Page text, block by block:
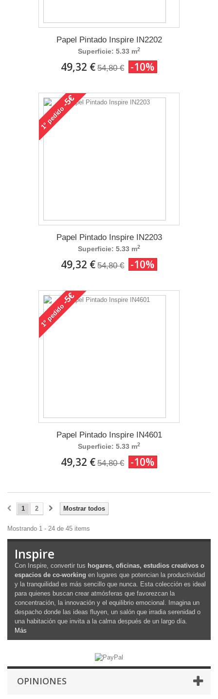
Papel Pintado Inspire IN2202
Superficie: 5.33 m2
49,32 € 54,80 € -10%
1°
pedido
-5€
Papel Pintado Inspire IN2203
Superficie: 5.33 m2
49,32 € 54,80 € -10%
1°
pedido
-5€
Papel Pintado Inspire IN4601
Superficie: 5.33 m2
49,32 € 54,80 € -10%
Mostrar todos
1 2
Mostrando 1 - 24 de 45 items
Inspire
Con Inspire, convertir tus hogares, oficinas, estudios creativos o
espacios de co-working en lugares que potencian la productividad
y la tranquilidad es más sencillo que nunca. Esta colección es ideal
para quienes buscan crear atmósferas que favorezcan la
concentración, la innovación y el equilibrio emocional. Imagina un
despacho donde las ideas fluyen, un salón que irradia serenidad o
una habitación que invita a la calma después de un largo día.
Más
OPINIONES